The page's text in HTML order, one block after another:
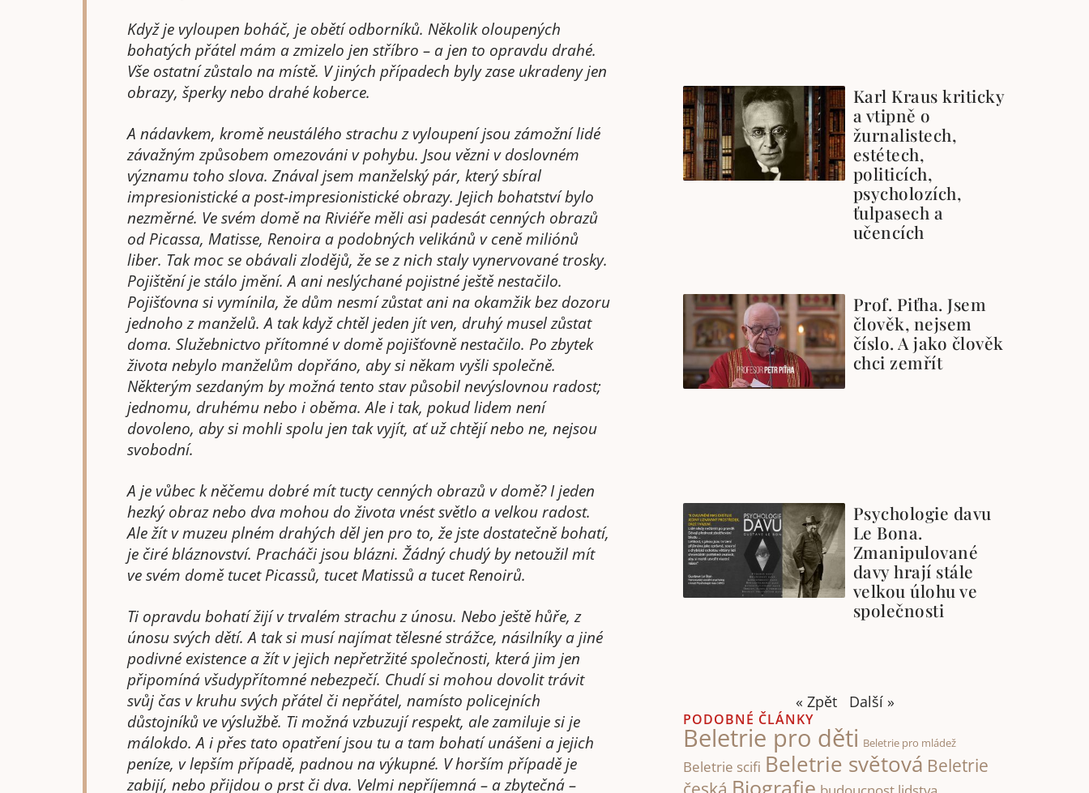
Když je vyloupen boháč, je obětí odborníků. Několik oloupených
bohatých přátel mám a zmizelo jen stříbro – a jen to opravdu drahé.
Vše ostatní zůstalo na místě. V jiných případech byly zase ukradeny jen
obrazy, šperky nebo drahé koberce.
A nádavkem, kromě neustálého strachu z vyloupení jsou zámožní lidé
závažným způsobem omezováni v pohybu. Jsou vězni v doslovném
významu toho slova. Znával jsem manželský pár, který sbíral
impresionistické a post-impresionistické obrazy. Jejich bohatství bylo
nezměrné. Ve svém domě na Riviéře měli asi padesát cenných obrazů
od Picassa, Matisse, Renoira a podobných velikánů v ceně miliónů
liber. Tak moc se obávali zlodějů, že se z nich staly vynervované trosky.
Pojištění je stálo jmění. A ani neslýchané pojistné ještě nestačilo.
Pojišťovna si vymínila, že dům nesmí zůstat ani na okamžik bez dozoru
jednoho z manželů. A tak když chtěl jeden jít ven, druhý musel zůstat
doma. Služebnictvo přítomné v domě pojišťovně nestačilo. Po zbytek
života nebylo manželům dopřáno, aby si někam vyšli společně.
Některým sezdaným by možná tento stav působil nevýslovnou radost;
jednomu, druhému nebo i oběma. Ale i tak, pokud lidem není
dovoleno, aby si mohli spolu jen tak vyjít, ať už chtějí nebo ne, nejsou
svobodní.
A je vůbec k něčemu dobré mít tucty cenných obrazů v domě? I jeden
hezký obraz nebo dva mohou do života vnést světlo a velkou radost.
Ale žít v muzeu plném drahých děl jen pro to, že jste dostatečně bohatí,
je čiré bláznovství. Pracháči jsou blázni. Žádný chudý by netoužil mít
ve svém domě tucet Picassů, tucet Matissů a tucet Renoirů.
Ti opravdu bohatí žijí v trvalém strachu z únosu. Nebo ještě hůře, z
únosu svých dětí. A tak si musí najímat tělesné strážce, násilníky a jiné
podivné existence a žít v jejich nepřetržité společnosti, která jim jen
připomíná všudypřítomné nebezpečí. Chudí si mohou dovolit trávit
svůj čas v kruhu svých přátel či nepřátel, namísto policejních
důstojníků ve výslužbě. Ti možná vzbuzují respekt, ale zamiluje si je
málokdo. A i přes tato opatření jsou tu a tam bohatí unášeni a jejich
peníze, v lepším případě, padnou na výkupné. V horším případě je
zabijí, nebo přijdou o prst či dva. Velmi nepříjemná – a zbytečná –
Karl Kraus kriticky
a vtipně o
žurnalistech,
estétech,
politicích,
psycholozích,
ťulpasech a
učencích
Prof. Piťha. Jsem
člověk, nejsem
číslo. A jako člověk
chci zemřít
Psychologie davu
Le Bona.
Zmanipulované
davy hrají stále
velkou úlohu ve
společnosti
« Zpět Další »
PODOBNÉ ČLÁNKY
Beletrie pro děti Beletrie pro mládež
Beletrie scifi Beletrie světová Beletrie